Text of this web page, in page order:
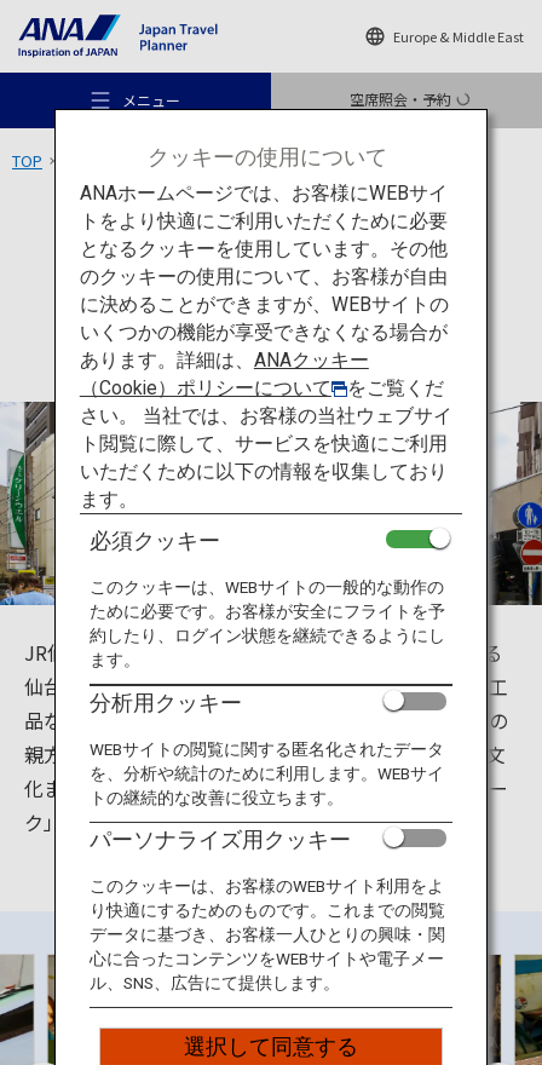
Europe & Middle East
メニュー 空席照会・予約
おすすめの旅
旅のアイデア
行き先
旅のお役立ち情報
ANA サービス
TOP 仙台朝市
買い物 宮城
仙台朝市
JR仙台駅から歩いて約5分。「仙台の台所」と言われる
仙台朝市は、新鮮な旬の野菜や果物、三陸の鮮魚や加工
品などが所狭しと並び、日々の仕入れに訪れる飲食店の
親方や多くの市民で溢れています。食材から伝統の食文
化までマルチに体験できる正に「仙台の食のテーマパー
ク」です。
クッキーの使用について
ANAホームページでは、お客様にWEBサイ
トをより快適にご利用いただくために必要
となるクッキーを使用しています。その他
のクッキーの使用について、お客様が自由
に決めることができますが、WEBサイトの
いくつかの機能が享受できなくなる場合が
あります。詳細は、 ANAクッキー
（Cookie）ポリシーについて
をご覧くだ
さい。 当社では、お客様の当社ウェブサイ
ト閲覧に際して、サービスを快適にご利用
いただくために以下の情報を収集しており
ます。
必須クッキー
このクッキーは、WEBサイトの一般的な動作の
ために必要です。お客様が安全にフライトを予
約したり、ログイン状態を継続できるようにし
ます。
分析用クッキー
WEBサイトの閲覧に関する匿名化されたデータ
を、分析や統計のために利用します。WEBサイ
トの継続的な改善に役立ちます。
パーソナライズ用クッキー
このクッキーは、お客様のWEBサイト利用をよ
り快適にするためのものです。これまでの閲覧
データに基づき、お客様一人ひとりの興味・関
心に合ったコンテンツをWEBサイトや電子メー
ル、SNS、広告にて提供します。
選択して同意する